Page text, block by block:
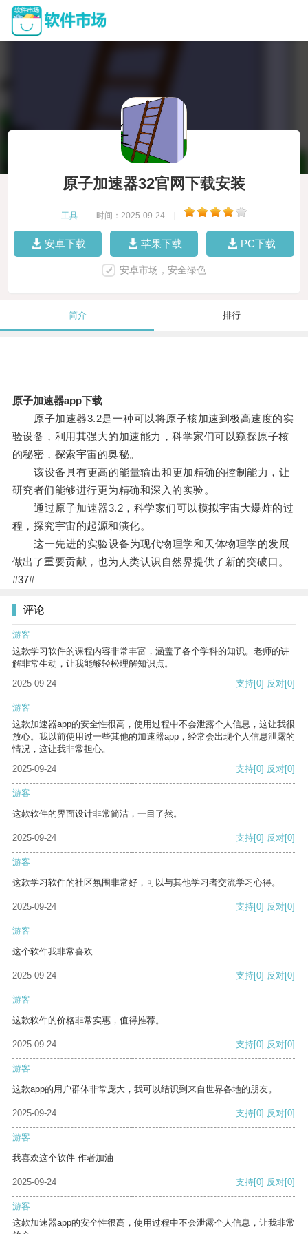
原子加速器32官网下载安装
工具 时间：2025-09-24
安卓下载 苹果下载 PC下载
安卓市场，安全绿色
简介 排行
原子加速器app下载
原子加速器3.2是一种可以将原子核加速到极高速度的实
验设备，利用其强大的加速能力，科学家们可以窥探原子核
的秘密，探索宇宙的奥秘。
该设备具有更高的能量输出和更加精确的控制能力，让
研究者们能够进行更为精确和深入的实验。
通过原子加速器3.2，科学家们可以模拟宇宙大爆炸的过
程，探究宇宙的起源和演化。
这一先进的实验设备为现代物理学和天体物理学的发展
做出了重要贡献，也为人类认识自然界提供了新的突破口。
#37#
评论
游客
这款学习软件的课程内容非常丰富，涵盖了各个学科的知识。老师的讲
解非常生动，让我能够轻松理解知识点。
2025-09-24
支持[0] 反对[0]
游客
这款加速器app的安全性很高，使用过程中不会泄露个人信息，这让我很
放心。我以前使用过一些其他的加速器app，经常会出现个人信息泄露的
情况，这让我非常担心。
2025-09-24
支持[0] 反对[0]
游客
这款软件的界面设计非常简洁，一目了然。
2025-09-24 支持[0] 反对[0]
游客
这款学习软件的社区氛围非常好，可以与其他学习者交流学习心得。
2025-09-24 支持[0] 反对[0]
游客
这个软件我非常喜欢
2025-09-24 支持[0] 反对[0]
游客
这款软件的价格非常实惠，值得推荐。
2025-09-24 支持[0] 反对[0]
游客
这款app的用户群体非常庞大，我可以结识到来自世界各地的朋友。
2025-09-24 支持[0] 反对[0]
游客
我喜欢这个软件 作者加油
2025-09-24 支持[0] 反对[0]
游客
这款加速器app的安全性很高，使用过程中不会泄露个人信息，让我非常